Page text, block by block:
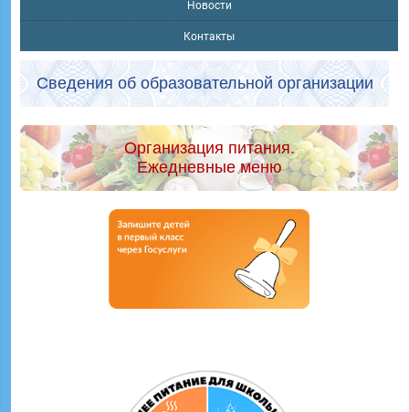
Новости
Контакты
Сведения об образовательной организации
Организация питания.
Ежедневные меню